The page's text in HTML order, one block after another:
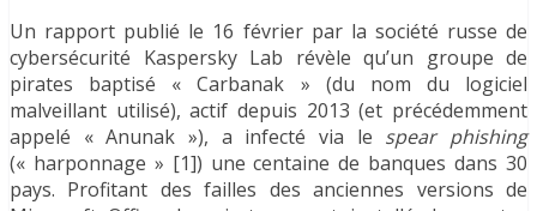
Un rapport publié le 16 février par la société russe de
cybersécurité Kaspersky Lab révèle qu’un groupe de
pirates baptisé « Carbanak » (du nom du logiciel
malveillant utilisé), actif depuis 2013 (et précédemment
appelé « Anunak »), a infecté via le spear phishing
(« harponnage » [1]) une centaine de banques dans 30
pays. Profitant des failles des anciennes versions de